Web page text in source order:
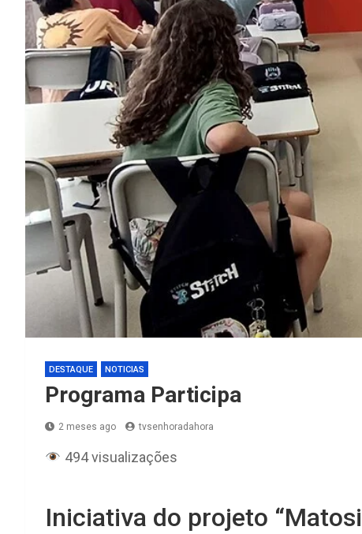
DESTAQUE NOTICIAS
Programa Participa
2 meses ago tvsenhoradahora
494 visualizações
Iniciativa do projeto